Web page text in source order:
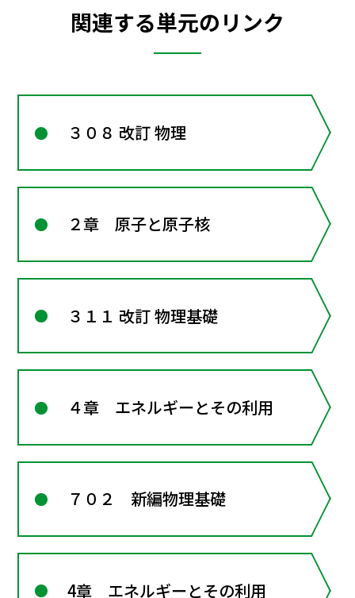
関連する単元のリンク
３０８ 改訂 物理
２章 原子と原子核
３１１ 改訂 物理基礎
４章 エネルギーとその利用
７０２ 新編物理基礎
4章 エネルギーとその利用